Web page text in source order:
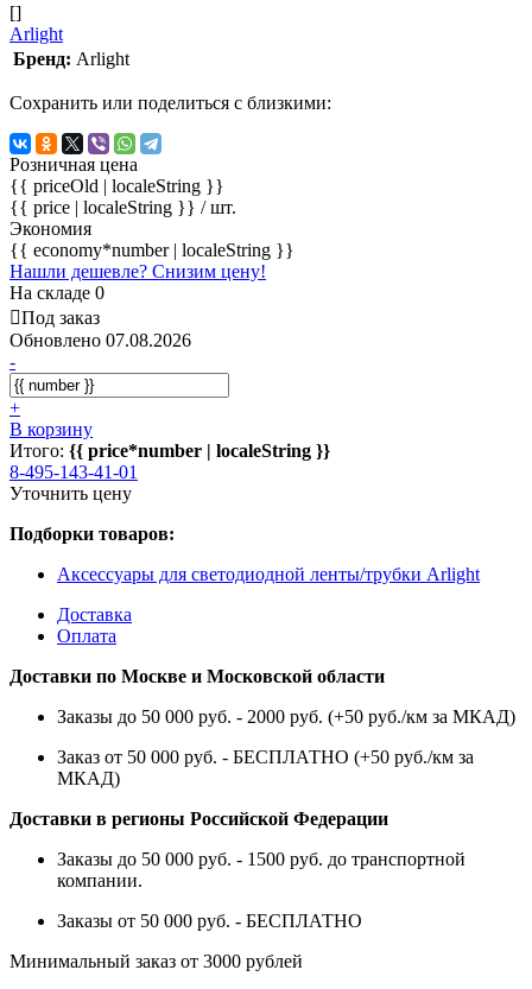
[]
Arlight
Бренд: Arlight
Сохранить или поделиться с близкими:
Розничная цена
{{ priceOld | localeString }}
{{ price | localeString }} / шт.
Экономия
{{ economy*number | localeString }}
Нашли дешевле? Снизим цену!
На складе 0
Под заказ
Обновлено 07.08.2026
-
+
В корзину
Итого: {{ price*number | localeString }}
8-495-143-41-01
Уточнить цену
Подборки товаров:
Аксессуары для светодиодной ленты/трубки Arlight
Доставка
Оплата
Доставки по Москве и Московской области
Заказы до 50 000 руб. - 2000 руб. (+50 руб./км за МКАД)
Заказ от 50 000 руб. - БЕСПЛАТНО (+50 руб./км за
МКАД)
Доставки в регионы Российской Федерации
Заказы до 50 000 руб. - 1500 руб. до транспортной
компании.
Заказы от 50 000 руб. - БЕСПЛАТНО
Минимальный заказ от 3000 рублей